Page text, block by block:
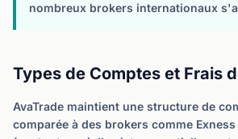
nombreux brokers internationaux
Types de Comptes et Frais
AvaTrade maintient une structure de
comparée à des brokers comme